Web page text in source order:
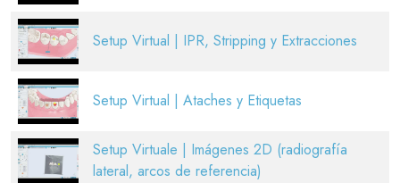
Setup Virtual | IPR, Stripping y Extracciones
Setup Virtual | Ataches y Etiquetas
Setup Virtuale | Imágenes 2D (radiografía
lateral, arcos de referencia)